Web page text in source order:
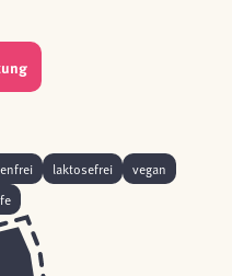
laktosefrei
vegan